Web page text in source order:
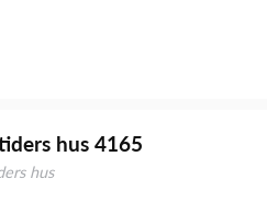
hus 4165
hus